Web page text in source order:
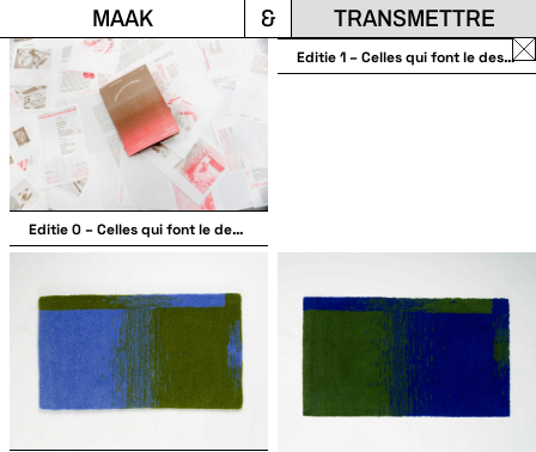
MAAK & TRANSMETTRE
la
Editie 0 – Celles qui font le design
Editie 1 – Celles qui font le design